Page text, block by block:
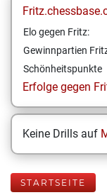
Elo gegen Fritz:
Gewinnpartien
Schönheitspunkte
Erfolge gegen
Keine Drills auf
STARTSEITE